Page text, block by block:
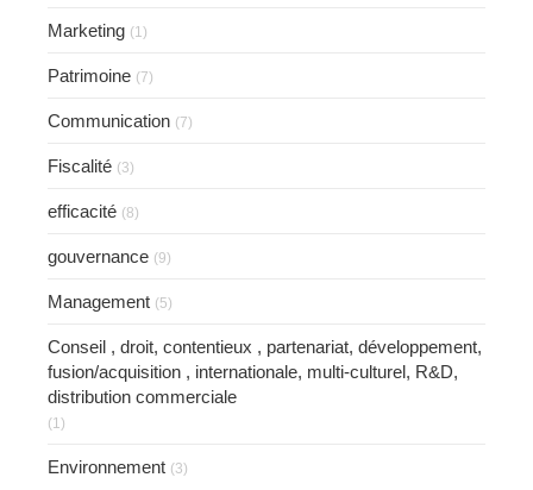
Marketing (1)
Patrimoine (7)
Communication (7)
Fiscalité (3)
efficacité (8)
gouvernance (9)
Management (5)
Conseil , droit, contentieux , partenariat, développement,
fusion/acquisition , internationale, multi-culturel, R&D,
distribution commerciale
(1)
Environnement (3)